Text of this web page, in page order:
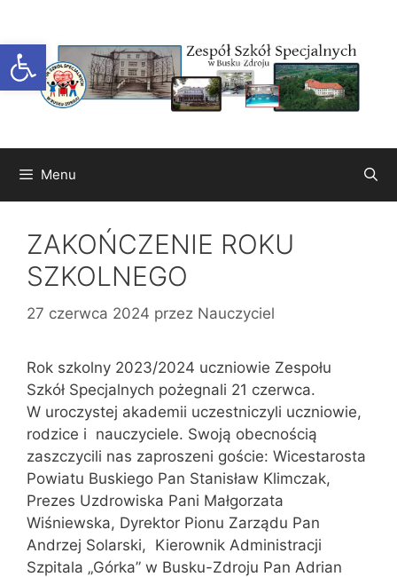
Otwórz pasek narzędzi
treści
Menu
ZAKOŃCZENIE ROKU
SZKOLNEGO
27 czerwca 2024 przez Nauczyciel
Rok szkolny 2023/2024 uczniowie Zespołu
Szkół Specjalnych pożegnali 21 czerwca.
W uroczystej akademii uczestniczyli uczniowie,
rodzice i nauczyciele. Swoją obecnością
zaszczycili nas zaproszeni goście: Wicestarosta
Powiatu Buskiego Pan Stanisław Klimczak,
Prezes Uzdrowiska Pani Małgorzata
Wiśniewska, Dyrektor Pionu Zarządu Pan
Andrzej Solarski, Kierownik Administracji
Szpitala „Górka” w Busku-Zdroju Pan Adrian